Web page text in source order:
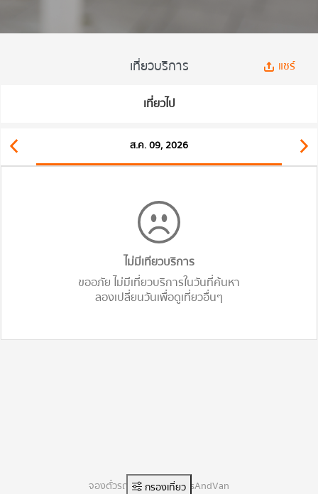
เที่ยวบริการ แชร์
เที่ยวไป
ส.ค. 09, 2026
ไม่มีเทียวบริการ
ขออภัย ไม่มีเที่ยวบริการในวันที่ค้นหา
ลองเปลี่ยนวันเพื่อดูเที่ยวอื่นๆ
กรองเที่ยว
จองตั๋วรถทัวร์ออนไลน์ BusAndVan